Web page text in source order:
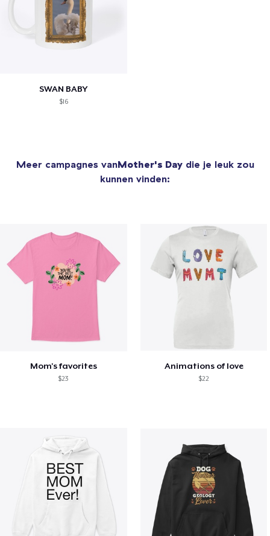
SWAN BABY
$16
Meer campagnes vanMother's Daydie je leuk zou
kunnen vinden:
Mom's favorites
$23
Animations of love
$22